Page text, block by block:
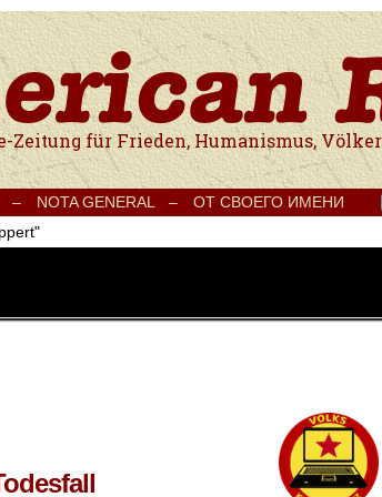
Frieden, Humanismus, Völkerverständigung und
– NOTA GENERAL – ОТ СВОЕГО ИМЕНИ